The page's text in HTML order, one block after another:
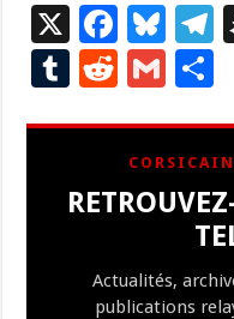
X
F
ac
e
b
o
o
Bl
u
es
ky
a
T
bl
r
R
d
di
t
G
ai
l
g
Actualités,
publications